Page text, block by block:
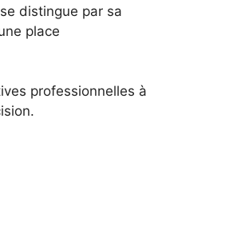
distingue par sa
place
professionnelles à